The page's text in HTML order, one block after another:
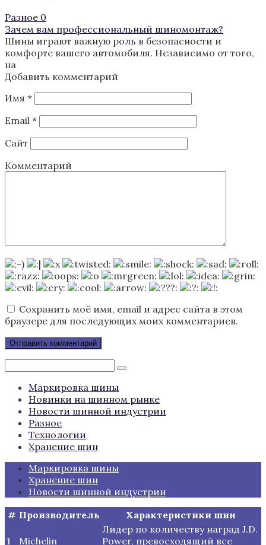
Разное 0
Зачем вам профессиональный шиномонтаж?
Шины играют важную роль в безопасности и
комфорте вашего автомобиля. Независимо от того,
на
Добавить комментарий
Имя *
Email *
Сайт
Комментарий
Сохранить моё имя, email и адрес сайта в этом
браузере для последующих моих комментариев.
Поиск:
Маркировка шины
Новинки на шинном рынке
Новости шинной индустрии
Разное
Технологии
Хранение шин
Маркировка шины
Хранение шин
Новости шинной индустрии
# Производитель Характеристики шин
1 Michelin
Лидер по количеству наград J.D.
Power, превосходящий все